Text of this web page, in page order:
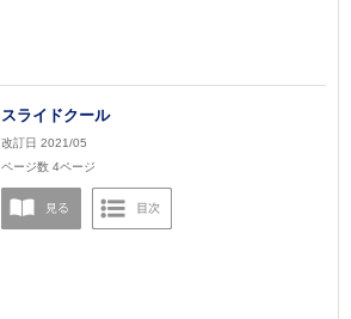
スライドクール
改訂日 2021/05
ページ数 4ページ